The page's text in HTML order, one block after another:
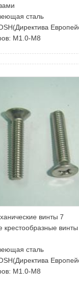
сталь
M1.0-M8
винты 7
крестообразные
сталь
M1.0-M8